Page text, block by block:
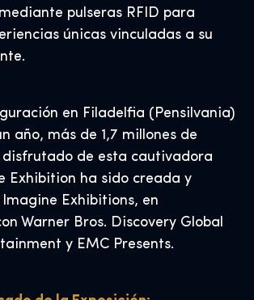
pulseras RFID para
únicas vinculadas a su
en Filadelfia (Pensilvania)
año, más de 1,7 millones de
de esta cautivadora
Exhibition ha sido creada y
Exhibitions, en
Warner Bros. Discovery Global
y EMC Presents.